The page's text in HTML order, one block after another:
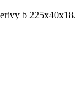
b 225x40x18.